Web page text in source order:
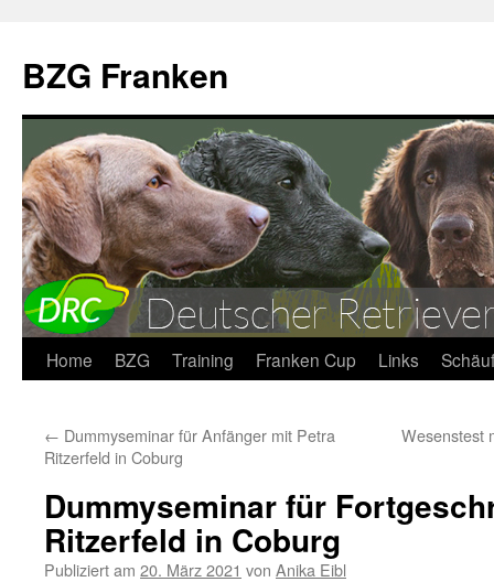
BZG Franken
Zum
springen
Home BZG Training Franken Cup Links
← Dummyseminar für Anfänger mit Petra
Ritzerfeld in Coburg
Wesenstest
Dummyseminar für
Ritzerfeld in Coburg
Publiziert am 20. März 2021 von Anika Eibl